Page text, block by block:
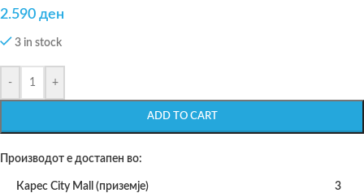
2.590 ден
3 in stock
- +
ADD TO CART
Производот е достапен во:
Карес City Mall (приземје) 3